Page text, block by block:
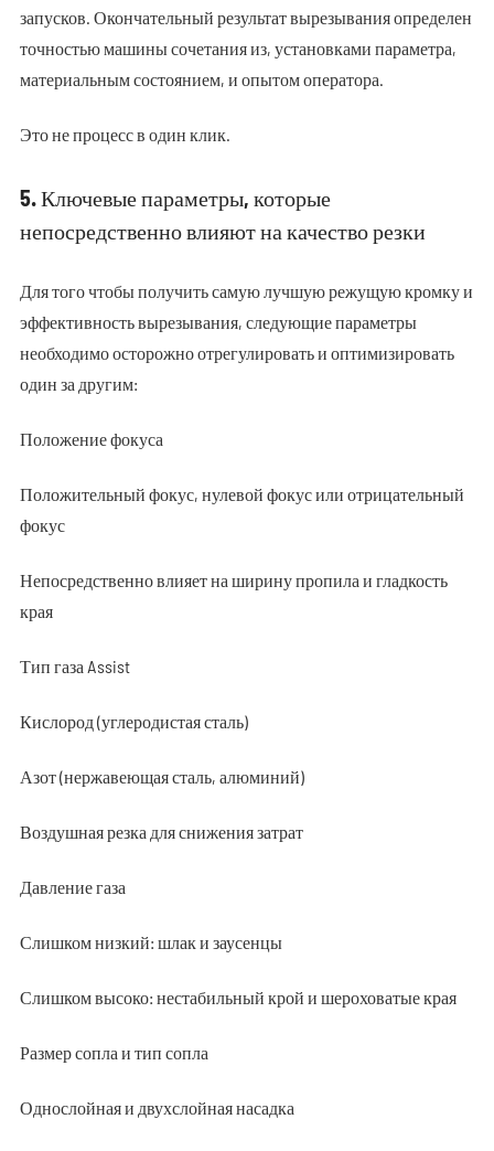
запусков. Окончательный результат вырезывания определен
точностью машины сочетания из, установками параметра,
материальным состоянием, и опытом оператора.
Это не процесс в один клик.
5. Ключевые параметры, которые
непосредственно влияют на качество резки
Для того чтобы получить самую лучшую режущую кромку и
эффективность вырезывания, следующие параметры
необходимо осторожно отрегулировать и оптимизировать
один за другим:
Положение фокуса
Положительный фокус, нулевой фокус или отрицательный
фокус
Непосредственно влияет на ширину пропила и гладкость
края
Тип газа Assist
Кислород (углеродистая сталь)
Азот (нержавеющая сталь, алюминий)
Воздушная резка для снижения затрат
Давление газа
Слишком низкий: шлак и заусенцы
Слишком высоко: нестабильный крой и шероховатые края
Размер сопла и тип сопла
Однослойная и двухслойная насадка